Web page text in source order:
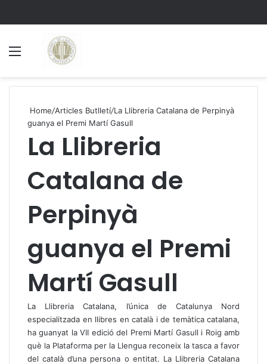
Home/Articles Butlletí/La Llibreria Catalana de Perpinyà
guanya el Premi Martí Gasull
La Llibreria
Catalana de
Perpinyà
guanya el Premi
Martí Gasull
La Llibreria Catalana, l’única de Catalunya Nord
especialitzada en llibres en català i de temàtica catalana,
ha guanyat la VII edició del Premi Martí Gasull i Roig amb
què la Plataforma per la Llengua reconeix la tasca a favor
del català d’una persona o entitat. La Llibreria Catalana